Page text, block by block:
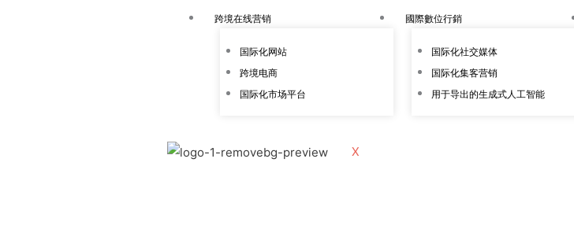
跨境在线营销
国际化网站
跨境电商
国际化市场平台
國際數位行銷
国际化社交媒体
国际化集客营销
用于导出的生成式人工智能
X